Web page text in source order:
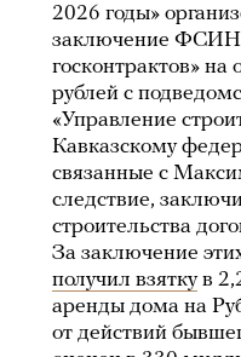
2026 годы»
заключение ФСИН
госконтрактов»
рублей с
«Управление
Кавказскому
связанные с
следствие,
строительства
За заключение
получил взяткув
аренды дома на
от действий